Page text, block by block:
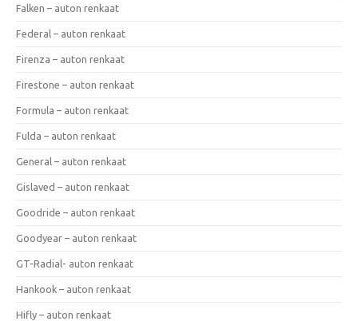
Falken – auton renkaat
Federal – auton renkaat
Firenza – auton renkaat
Firestone – auton renkaat
Formula – auton renkaat
Fulda – auton renkaat
General – auton renkaat
Gislaved – auton renkaat
Goodride – auton renkaat
Goodyear – auton renkaat
GT-Radial- auton renkaat
Hankook – auton renkaat
Hifly – auton renkaat